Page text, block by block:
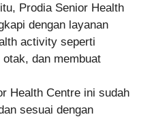
Prodia Senior Health
dengan layanan
activity seperti
dan membuat
Health Centre ini sudah
sesuai dengan